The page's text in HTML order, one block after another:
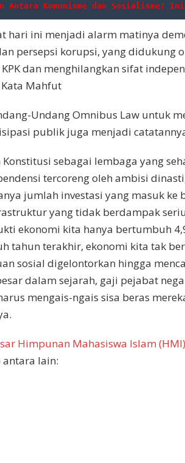
Antara Komunisme dan Sosialisme? Ini
hari ini menjadi alarm matinya
persepsi korupsi, yang didukung
dan menghilangkan sifat
Mahfut
Undang Omnibus Law untuk
publik juga menjadi
sebagai lembaga yang
tercoreng oleh ambisi
jumlah investasi yang masuk ke
yang tidak berdampak
ekonomi kita hanya bertumbuh
tahun terakhir, ekonomi kita tak
sosial digelontorkan hingga
dalam sejarah, gaji pejabat
mengais-ngais sisa beras
Himpunan Mahasiswa Islam
antara lain: